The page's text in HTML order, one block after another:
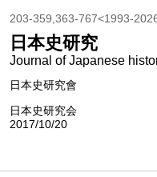
203-359,363-767<1993-
日本史研究
Journal of Japanese
日本史研究會
日本史研究会
2017/10/20